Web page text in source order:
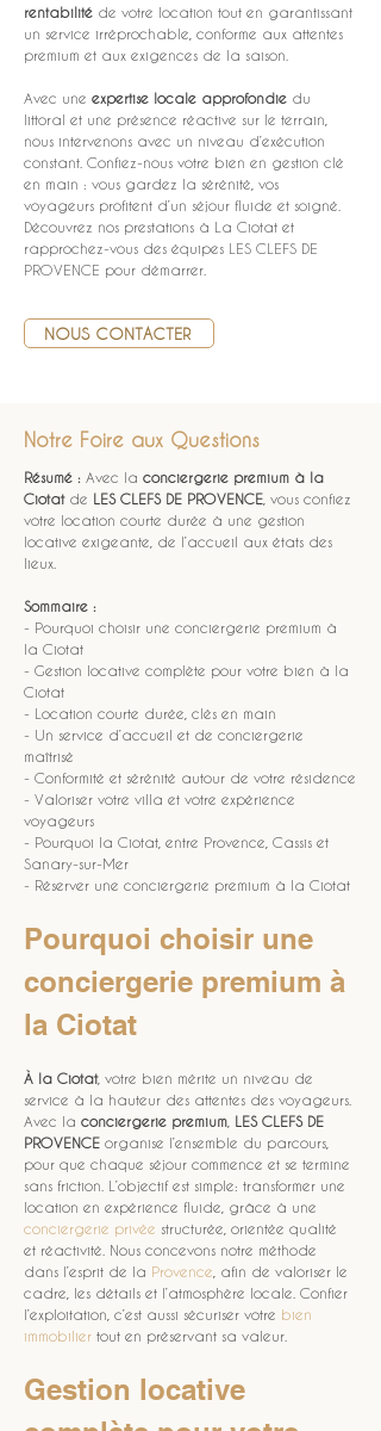
rentabilité de votre location tout en garantissant
un service irréprochable, conforme aux attentes
premium et aux exigences de la saison.
Avec une expertise locale approfondie du
littoral et une présence réactive sur le terrain,
nous intervenons avec un niveau d’exécution
constant. Confiez-nous votre bien en gestion clé
en main : vous gardez la sérénité, vos
voyageurs profitent d’un séjour fluide et soigné.
Découvrez nos prestations à La Ciotat et
rapprochez-vous des équipes LES CLEFS DE
PROVENCE pour démarrer.
NOUS CONTACTER
Notre Foire aux Questions
Résumé : Avec la conciergerie premium à la
Ciotat de LES CLEFS DE PROVENCE , vous confiez
votre location courte durée à une gestion
locative exigeante, de l’accueil aux états des
lieux.
Sommaire :
- Pourquoi choisir une conciergerie premium à
la Ciotat
- Gestion locative complète pour votre bien à la
Ciotat
- Location courte durée, clés en main
- Un service d’accueil et de conciergerie
maîtrisé
- Conformité et sérénité autour de votre résidence
- Valoriser votre villa et votre expérience
voyageurs
- Pourquoi la Ciotat, entre Provence, Cassis et
Sanary-sur-Mer
- Réserver une conciergerie premium à la Ciotat
Pourquoi choisir une
conciergerie premium à
la Ciotat
À la Ciotat, votre bien mérite un niveau de
service à la hauteur des attentes des voyageurs.
Avec la conciergerie premium LES CLEFS DE
PROVENCE organise l’ensemble du parcours,
pour que chaque séjour commence et se termine
sans friction. L’objectif est simple: transformer une
location en expérience fluide, grâce à une
conciergerie privée structurée, orientée qualité
et réactivité. Nous concevons notre méthode
dans l’esprit de la Provence , afin de valoriser le
cadre, les détails et l’atmosphère locale. Confier
l’exploitation, c’est aussi sécuriser votre bien
immobilier tout en préservant sa valeur.
Gestion locative